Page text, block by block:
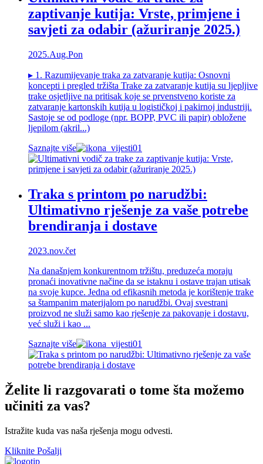
zaptivanje kutija: Vrste, primjene i
savjeti za odabir (ažuriranje 2025.)
2025.Aug.Pon
▸ 1. Razumijevanje traka za zatvaranje kutija: Osnovni
koncepti i pregled tržišta Trake za zatvaranje kutija su ljepljive
trake osjetljive na pritisak koje se prvenstveno koriste za
zatvaranje kartonskih kutija u logističkoj i pakirnoj industriji.
Sastoje se od podloge (npr. BOPP, PVC ili papir) obložene
ljepilom (akril...)
Saznajte više
Traka s printom po narudžbi:
Ultimativno rješenje za vaše potrebe
brendiranja i dostave
2023.nov.čet
Na današnjem konkurentnom tržištu, preduzeća moraju
pronaći inovativne načine da se istaknu i ostave trajan utisak
na svoje kupce. Jedna od efikasnih metoda je korištenje trake
sa štampanim materijalom po narudžbi. Ovaj svestrani
proizvod ne služi samo kao rješenje za pakovanje i dostavu,
već služi i kao ...
Saznajte više
Želite li razgovarati o tome šta možemo
učiniti za vas?
Istražite kuda vas naša rješenja mogu odvesti.
Kliknite Pošalji